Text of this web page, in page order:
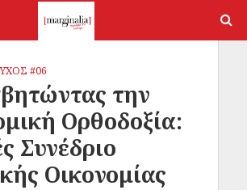
#06
την
Ορθοδοξία:
Συνέδριο
Οικονομίας